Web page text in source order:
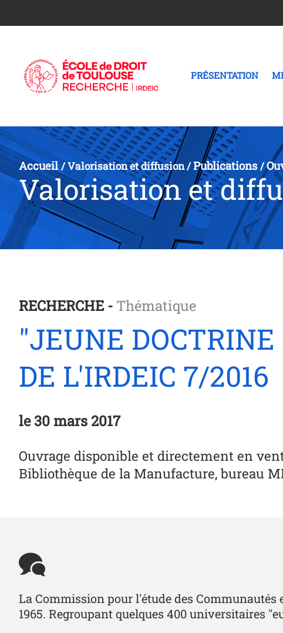
PRÉSENTATION
Accueil/Valorisation et diffusion/Publications/
Valorisation et
RECHERCHE - Thématique
"JEUNE
DE L'IRDEIC 7/2016
le30 mars 2017
Ouvrage disponible et directement en
Bibliothèque de la Manufacture, bureau
La Commission pour l'étude des Communautés
1965. Regroupant quelques 400 universitaires